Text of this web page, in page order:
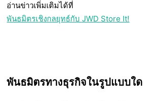
อ่านข่าวเพิ่มเติมได้ที่
พันธมิตรเชิงกลยุทธ์กับ JWD Store It!
พันธมิตรทางธุรกิจในรูปแบบใด